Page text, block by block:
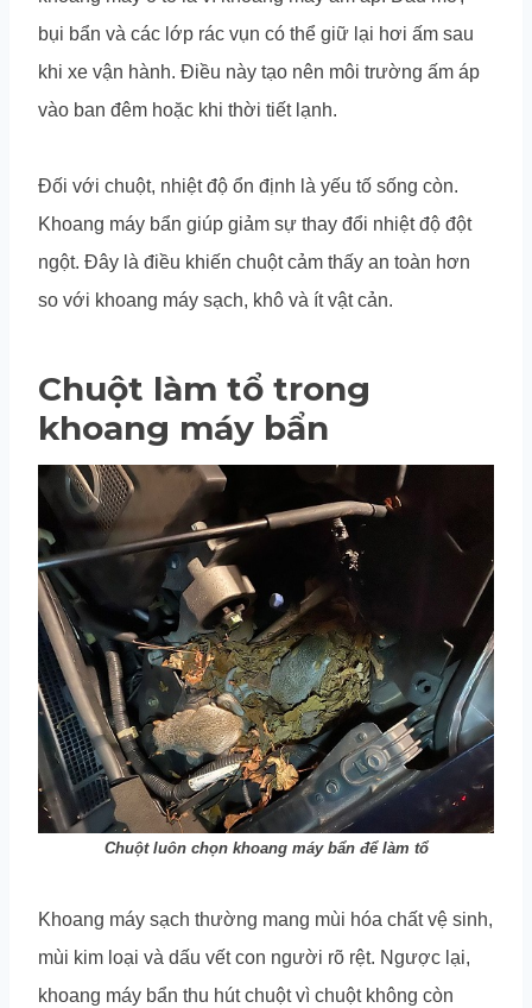
bụi bẩn và các lớp rác vụn có thể giữ lại hơi ấm sau
khi xe vận hành. Điều này tạo nên môi trường ấm áp
vào ban đêm hoặc khi thời tiết lạnh.
Đối với chuột, nhiệt độ ổn định là yếu tố sống còn.
Khoang máy bẩn giúp giảm sự thay đổi nhiệt độ đột
ngột. Đây là điều khiến chuột cảm thấy an toàn hơn
so với khoang máy sạch, khô và ít vật cản.
Chuột làm tổ trong
khoang máy bẩn
Chuột luôn chọn khoang máy bẩn để làm tổ
Khoang máy sạch thường mang mùi hóa chất vệ sinh,
mùi kim loại và dấu vết con người rõ rệt. Ngược lại,
khoang máy bẩn thu hút chuột vì chuột không còn